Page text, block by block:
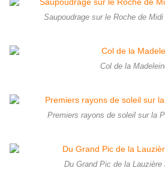
Saupoudrage sur le Roche de
Col de la
Premiers rayons de soleil sur la
Du Grand Pic de la Lauzière